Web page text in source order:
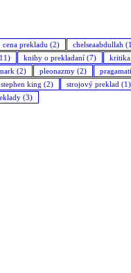
cena prekladu (2) chelseaabdullah
knihy o prekladaní (7)
kritika
(2) pleonazmy (2)
stephen king (2) strojový preklad (1)
(3)